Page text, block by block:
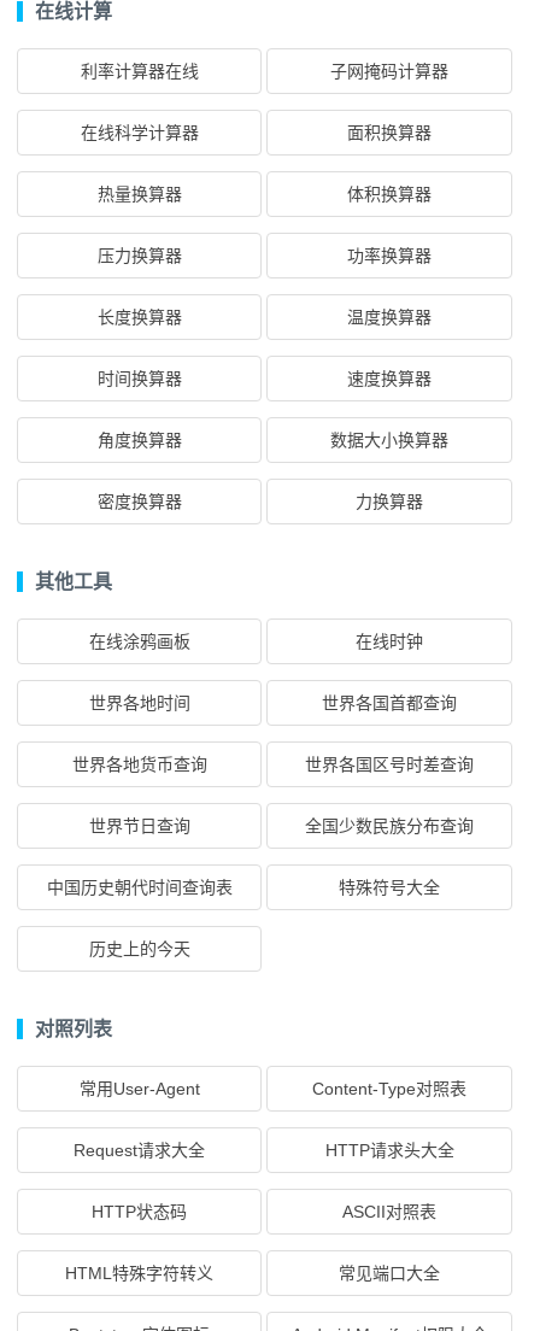
在线计算
利率计算器在线 子网掩码计算器
在线科学计算器 面积换算器
热量换算器 体积换算器
压力换算器 功率换算器
长度换算器 温度换算器
时间换算器 速度换算器
角度换算器 数据大小换算器
密度换算器 力换算器
其他工具
在线涂鸦画板 在线时钟
世界各地时间 世界各国首都查询
世界各地货币查询 世界各国区号时差查询
世界节日查询 全国少数民族分布查询
中国历史朝代时间查询表 特殊符号大全
历史上的今天
对照列表
常用User-Agent Content-Type对照表
Request请求大全 HTTP请求头大全
HTTP状态码 ASCII对照表
HTML特殊字符转义 常见端口大全